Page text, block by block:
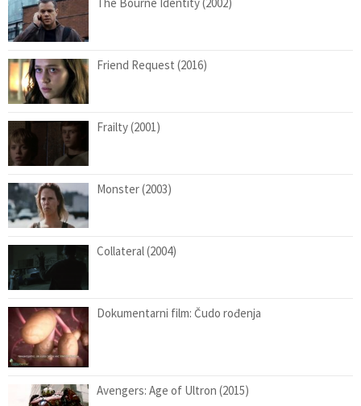
Friend Request (2016)
Frailty (2001)
Monster (2003)
Collateral (2004)
Dokumentarni film: Čudo rođenja
Avengers: Age of Ultron (2015)